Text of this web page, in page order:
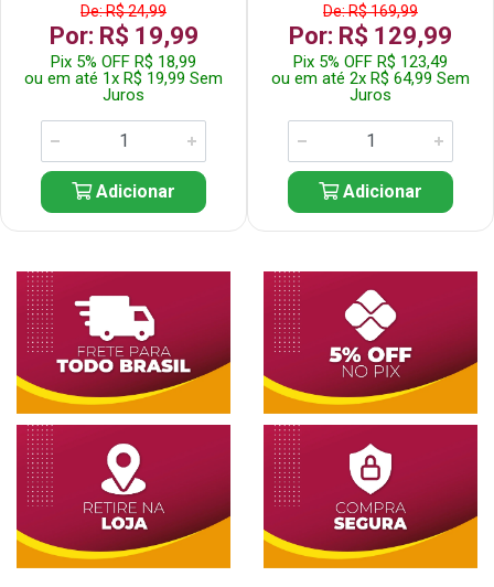
De: R$ 24,99
Por: R$ 19,99
Pix 5% OFF R$ 18,99
ou em até 1x R$ 19,99 Sem
Juros
Adicionar
De: R$ 169,99
Por: R$ 129,99
Pix 5% OFF R$ 123,49
ou em até 2x R$ 64,99 Sem
Juros
Adicionar